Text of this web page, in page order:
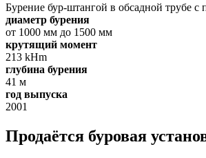
Бурение бур-штангой в обсадной трубе с
диаметр бурения
от 1000 мм до 1500 мм
крутящий момент
213 kHm
глубина бурения
41 м
год выпуска
2001
Продаётся буровая